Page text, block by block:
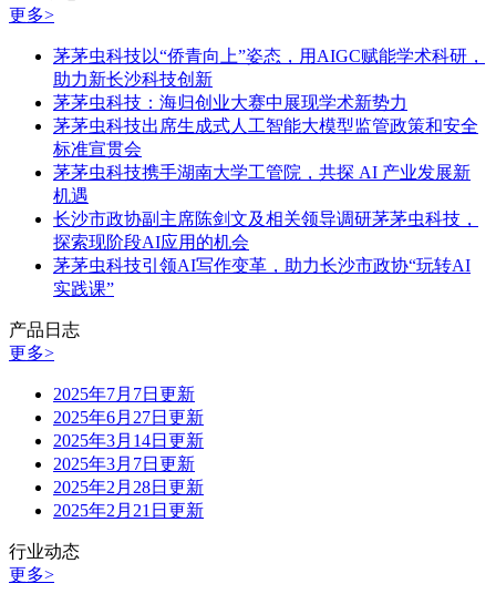
更多>
茅茅虫科技以“侨青向上”姿态，用AIGC赋能学术科研，
助力新长沙科技创新
茅茅虫科技：海归创业大赛中展现学术新势力
茅茅虫科技出席生成式人工智能大模型监管政策和安全
标准宣贯会
茅茅虫科技携手湖南大学工管院，共探 AI 产业发展新
机遇
长沙市政协副主席陈剑文及相关领导调研茅茅虫科技，
探索现阶段AI应用的机会
茅茅虫科技引领AI写作变革，助力长沙市政协“玩转AI
实践课”
产品日志
更多>
2025年7月7日更新
2025年6月27日更新
2025年3月14日更新
2025年3月7日更新
2025年2月28日更新
2025年2月21日更新
行业动态
更多>